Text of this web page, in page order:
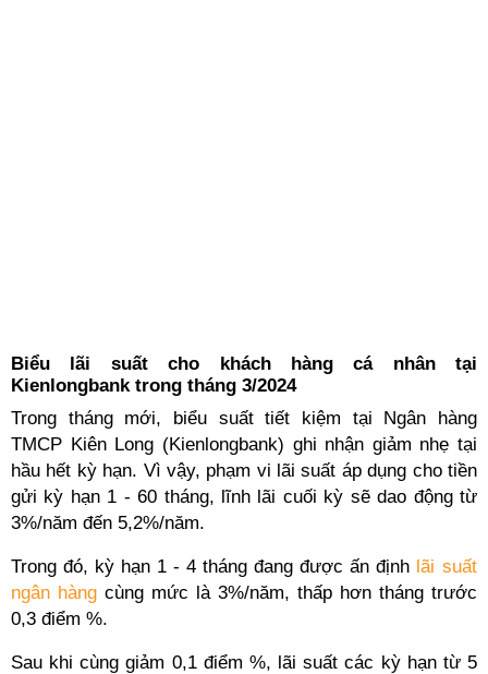
Biểu lãi suất cho khách hàng cá nhân tại
Kienlongbank trong tháng 3/2024
Trong tháng mới, biểu suất tiết kiệm tại Ngân hàng
TMCP Kiên Long (Kienlongbank) ghi nhận giảm nhẹ tại
hầu hết kỳ hạn. Vì vậy, phạm vi lãi suất áp dụng cho tiền
gửi kỳ hạn 1 - 60 tháng, lĩnh lãi cuối kỳ sẽ dao động từ
3%/năm đến 5,2%/năm.
Trong đó, kỳ hạn 1 - 4 tháng đang được ấn định lãi suất
ngân hàng cùng mức là 3%/năm, thấp hơn tháng trước
0,3 điểm %.
Sau khi cùng giảm 0,1 điểm %, lãi suất các kỳ hạn từ 5